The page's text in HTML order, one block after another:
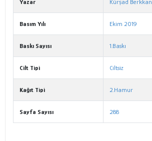
Yazar Kürşad Berkkan
Basım Yılı Ekim 2019
Baskı Sayısı 1.Baskı
Cilt Tipi Ciltsiz
Kağıt Tipi 2.Hamur
Sayfa Sayısı 288